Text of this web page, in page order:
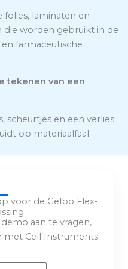
folies, laminaten en
die worden gebruikt in de
farmaceutische
tekenen van een
scheurtjes en een verlies
op materiaalfaal.
voor de Gelbo Flex-
aan te vragen,
met Cell Instruments